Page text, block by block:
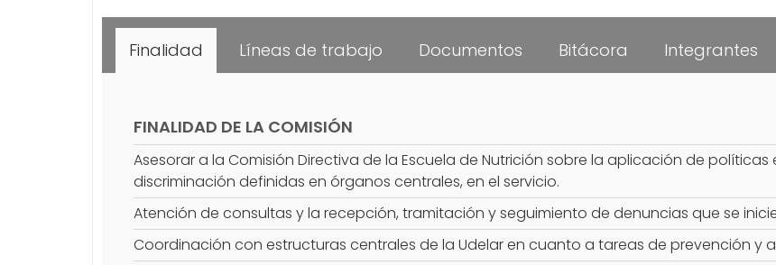
Finalidad Líneas de trabajo Documentos Bitácora Integrantes
FINALIDAD DE LA COMISIÓN
Asesorar a la Comisión Directiva de la Escuela de Nutrición sobre la aplicación de
discriminación definidas en órganos centrales, en el servicio.
Atención de consultas y la recepción, tramitación y seguimiento de denuncias que se
Coordinación con estructuras centrales de la Udelar en cuanto a tareas de prevención y